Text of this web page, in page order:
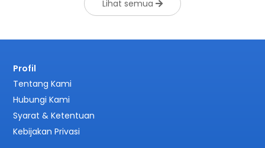
Lihat semua
Profil
Tentang Kami
Hubungi Kami
Syarat & Ketentuan
Kebijakan Privasi